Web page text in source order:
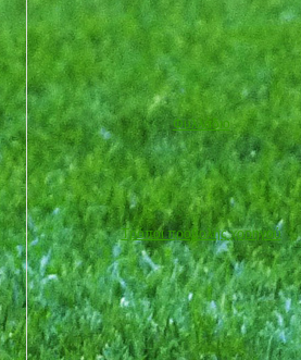
Φυλλάδιο
Τρόποι προβολής χορηγού